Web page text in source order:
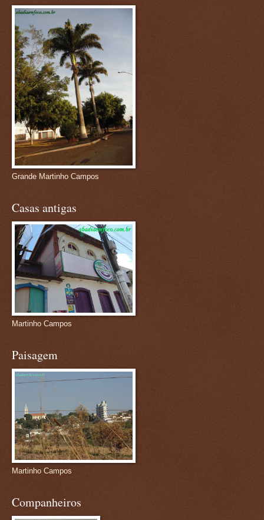
Grande Martinho Campos
Casas antigas
Martinho Campos
Paisagem
Martinho Campos
Companheiros